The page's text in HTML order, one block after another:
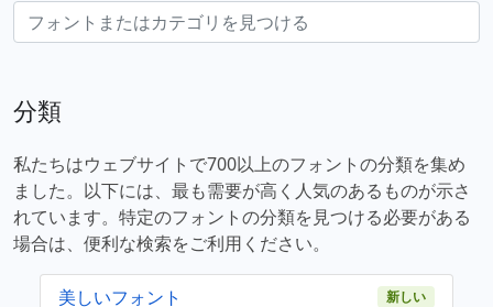
分類
私たちはウェブサイトで700以上のフォントの分類を集め
ました。以下には、最も需要が高く人気のあるものが示さ
れています。特定のフォントの分類を見つける必要がある
場合は、便利な検索をご利用ください。
美しいフォント 新しい